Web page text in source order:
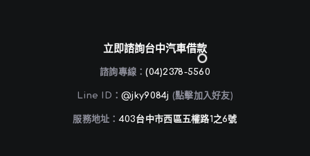
立即諮詢台中汽車借款
諮詢專線：(04)2378-5560
Line ID：@jky9084j (點擊加入好友)
服務地址：403台中市西區五權路1之6號